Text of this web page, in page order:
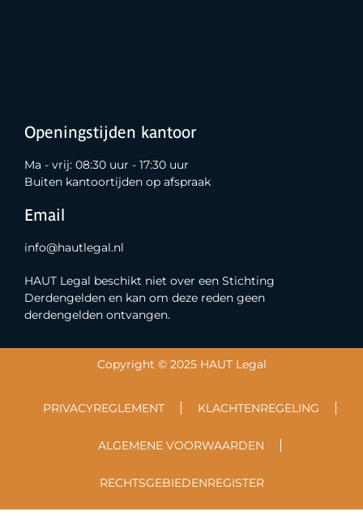
Openingstijden kantoor
Ma - vrij: 08:30 uur - 17:30 uur
Buiten kantoortijden op afspraak
Email
info@hautlegal.nl
HAUT Legal beschikt niet over een Stichting
Derdengelden en kan om deze reden geen
derdengelden ontvangen.
Copyright © 2025 HAUT Legal
PRIVACYREGLEMENT KLACHTENREGELING
ALGEMENE VOORWAARDEN
RECHTSGEBIEDENREGISTER